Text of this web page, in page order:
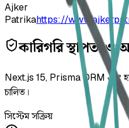
Ajker
Patrikahttps://
কারিগরি স্থাপত্য
Next.js 15, Prisma ORM এবং
চালিত।
সিস্টেম সক্রিয়